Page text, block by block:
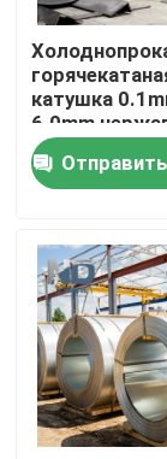
Новости
Сваренная
катушка
6.0mm
стали ба 304